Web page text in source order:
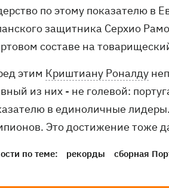
по этому показателю в
защитника Серхио
составе на
этим Криштиану Роналду
из них - не голевой:
в единоличные
Это достижение тоже
по теме: рекорды сборная